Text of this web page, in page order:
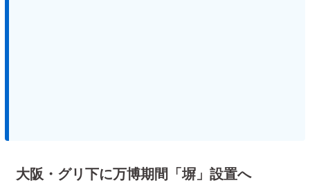
大阪・グリ下に万博期間「塀」設置へ